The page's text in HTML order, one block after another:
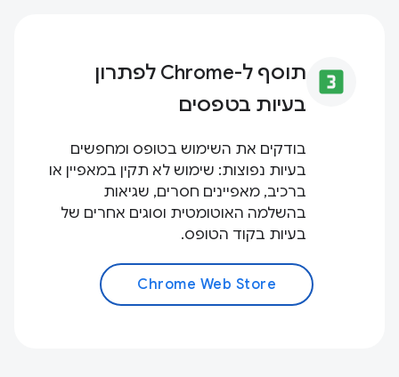
looks_3
תוסף ל-Chrome לפתרון
בעיות בטפסים
בודקים את השימוש בטופס ומחפשים
בעיות נפוצות: שימוש לא תקין במאפיין או
ברכיב, מאפיינים חסרים, שגיאות
בהשלמה האוטומטית וסוגים אחרים של
בעיות בקוד הטופס.
Chrome Web Store